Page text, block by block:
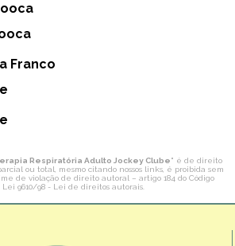
Franco
Respiratória Adulto Jockey Clube" é de direito
ou total, mesmo citando nossos links, é proibida sem
de violação de direito autoral – artigo 184 do Código
Lei 9610/98 - Lei de direitos autorais